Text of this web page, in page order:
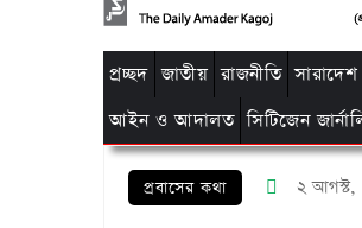
প্রচ্ছদ জাতীয় রাজনীতি সারাদেশ
আইন ও আদালত সিটিজেন
প্রবাসের কথা ২